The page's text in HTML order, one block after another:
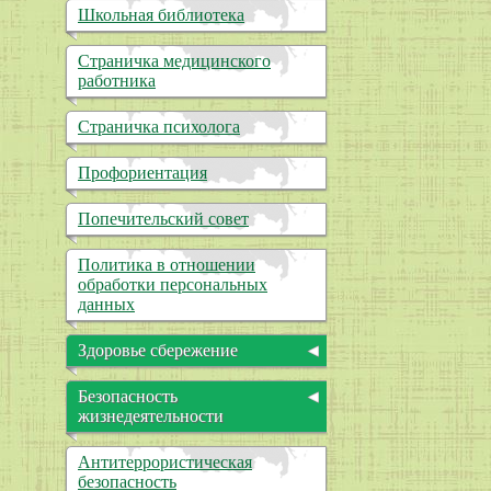
Международное
сотрудничество
Организация питания в
образовательной организации
Образовательные стандарты и
требования
Школьная библиотека
Страничка медицинского
работника
Страничка психолога
Профориентация
Попечительский совет
Политика в отношении
обработки персональных
данных
Здоровье сбережение
Здоровый образ жизни
Безопасность
жизнедеятельности
Основы медицинских знаний
Отмена занятий
Безопасность
жизнедеятельности
Информационная
безопасность
Антитеррористическая
безопасность